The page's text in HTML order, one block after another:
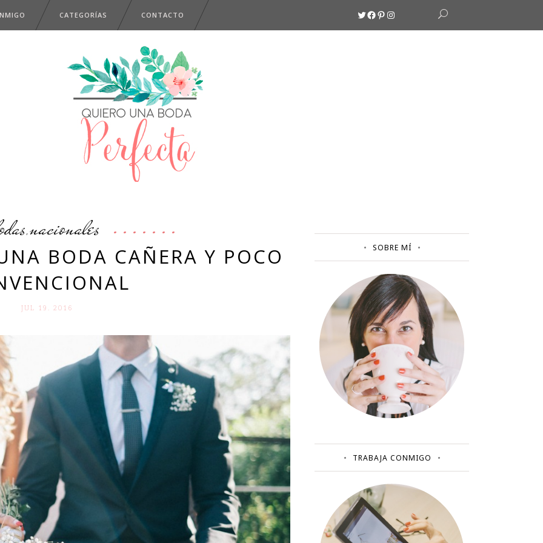
CATEGORÍAS CONTACTO Twitter
Facebook
Pinterest
Instagram
,nacionales
BODA CAÑERA Y POCO
JUL 19. 2016
SOBRE MÍ
TRABAJA CONMIGO